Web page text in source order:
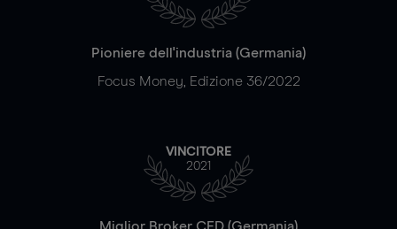
Pioniere dell'industria (Germania)
Focus Money, Edizione 36/2022
VINCITORE
2021
Miglior Broker CFD (Germania)